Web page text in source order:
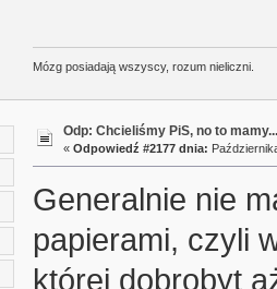
Mózg posiadają wszyscy, rozum nieliczni.
Odp: Chcieliśmy PiS, no to
« Odpowiedź #2177 dnia:
Generalnie nie
papierami, czyli
której dobrobyt